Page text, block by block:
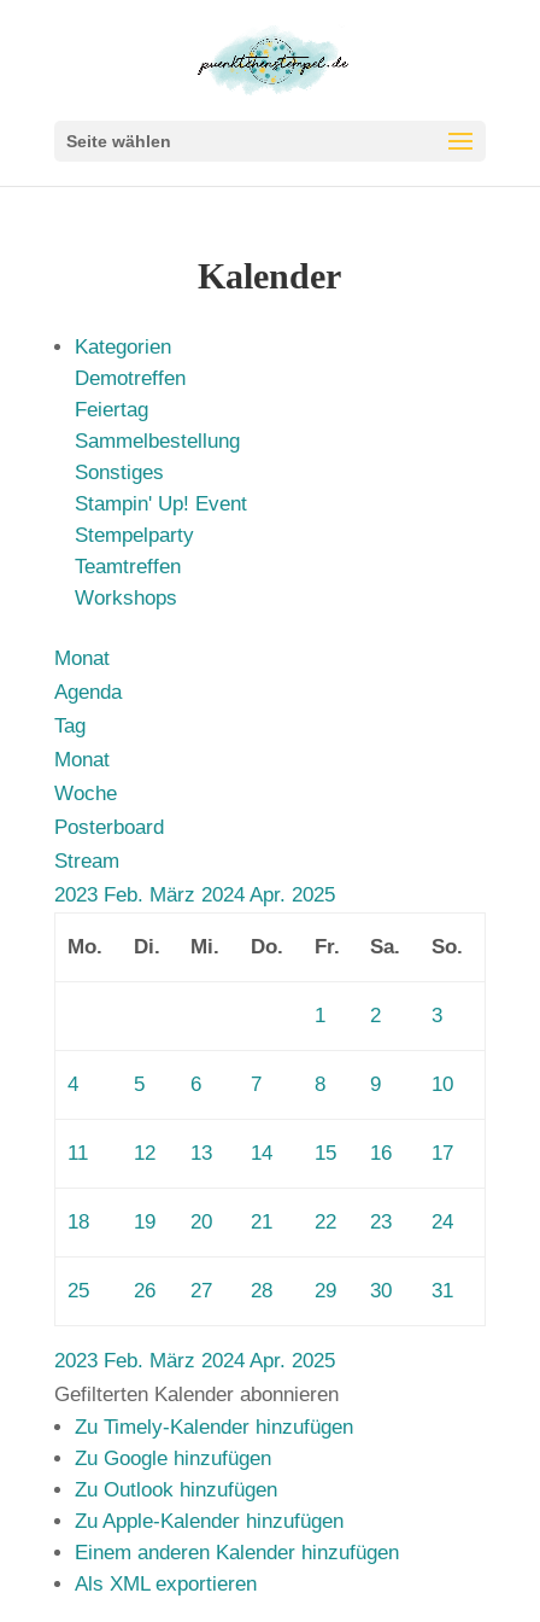
Seite wählen
Kalender
Kategorien
Demotreffen
Feiertag
Sammelbestellung
Sonstiges
Stampin' Up! Event
Stempelparty
Teamtreffen
Workshops
Monat
Agenda
Tag
Monat
Woche
Posterboard
Stream
2023 Feb. März 2024 Apr. 2025
Mo. Di. Mi. Do. Fr. Sa. So.
1 2 3
4 5 6 7 8 9 10
11 12 13 14 15 16 17
18 19 20 21 22 23 24
25 26 27 28 29 30 31
2023 Feb. März 2024 Apr. 2025
Gefilterten Kalender abonnieren
Zu Timely-Kalender hinzufügen
Zu Google hinzufügen
Zu Outlook hinzufügen
Zu Apple-Kalender hinzufügen
Einem anderen Kalender hinzufügen
Als XML exportieren